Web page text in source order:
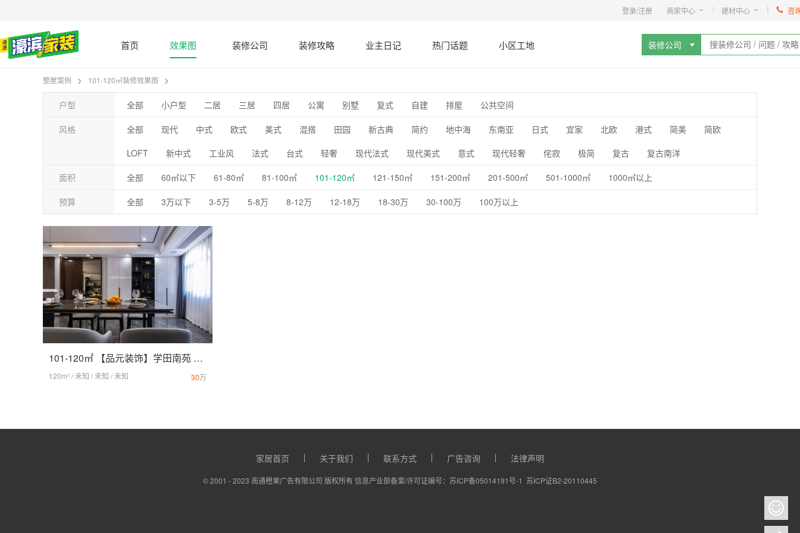
咨
建材中心
商家中心
登录/注册
首页 效果图 装修公司 装修攻略 业主日记 热门话题 小区工地 装修公司
整屋案例 101-120㎡装修效果图
户型 全部 小户型 二居 三居 四居 公寓 别墅 复式 自建 排屋 公共空间
风格 全部 现代 中式 欧式 美式 混搭 田园 新古典 简约 地中海 东南亚 日式 宜家 北欧 港式 简美
简欧
LOFT
新中式 工业风 法式 台式 轻奢 现代法式 现代美式 意式 现代轻奢 侘寂 极简 复古 复古南洋
面积 全部 60㎡以下 61-80㎡ 81-100㎡ 101-120㎡ 121-150㎡ 151-200㎡ 201-500㎡ 501-1000㎡ 1000㎡以上
预算 全部 3万以下 3-5万 5-8万 8-12万 12-18万 18-30万 30-100万 100万以上
101-120㎡ 【品元装饰】学田南苑 现代风
120m² / 未知 / 未知 / 未知 30万
家居首页 关于我们 联系方式 广告咨询 法律声明
© 2001 - 2023 南通橙果广告有限公司 版权所有 信息产业部备案/许可证编号： 苏ICP备05014191号-1 苏ICP证B2-20110445